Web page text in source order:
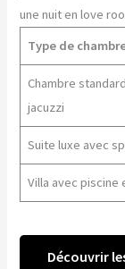
une nuit en love
Type de
Chambre
jacuzzi
Suite luxe avec
Villa avec piscine
Découvrir